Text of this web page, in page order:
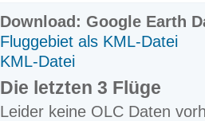
Download: Google Earth
Fluggebiet als KML-Datei
KML-Datei
Die letzten 3 Flüge
Leider keine OLC Daten